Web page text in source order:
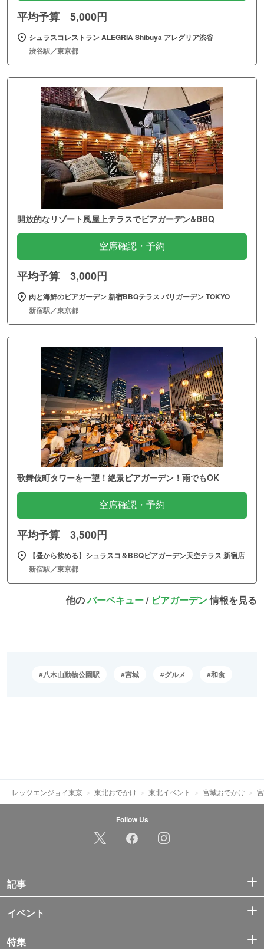
平均予算 5,000円
シュラスコレストラン ALEGRIA Shibuya アレグリア渋谷
渋谷駅／東京都
開放的なリゾート風屋上テラスでビアガーデン&BBQ
空席確認・予約
平均予算 3,000円
肉と海鮮のビアガーデン 新宿BBQテラス バリガーデン TOKYO
新宿駅／東京都
歌舞伎町タワーを一望！絶景ビアガーデン！雨でもOK
空席確認・予約
平均予算 3,500円
【昼から飲める】シュラスコ＆BBQビアガーデン天空テラス 新宿店
新宿駅／東京都
他のバーベキュー/ ビアガーデン情報を見る
八木山動物公園駅 宮城 グルメ 和食
レッツエンジョイ東京 東北おでかけ 東北イベント 宮城おでかけ
Follow Us
記事
イベント
特集